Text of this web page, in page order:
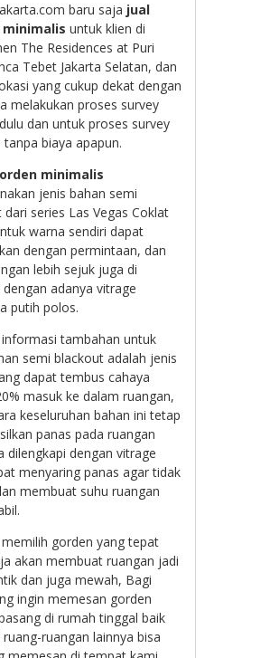
baru saja jual
minimalis untuk klien di
The Residences at Puri
Tebet Jakarta Selatan, dan
yang cukup dekat dengan
melakukan proses survey
dan untuk proses survey
tanpa biaya apapun.
minimalis
jenis bahan semi
dari series Las Vegas Coklat
warna sendiri dapat
dengan permintaan, dan
lebih sejuk juga di
dengan adanya vitrage
putih polos.
informasi tambahan untuk
semi blackout adalah jenis
dapat tembus cahaya
masuk ke dalam ruangan,
keseluruhan bahan ini tetap
panas pada ruangan
dilengkapi dengan vitrage
menyaring panas agar tidak
membuat suhu ruangan
gorden yang tepat
akan membuat ruangan jadi
dan juga mewah, Bagi
ingin memesan gorden
di rumah tinggal baik
ruangan lainnya bisa